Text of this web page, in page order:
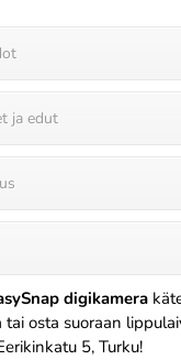
ja edut
digikamera
osta suoraan
5, Turku!